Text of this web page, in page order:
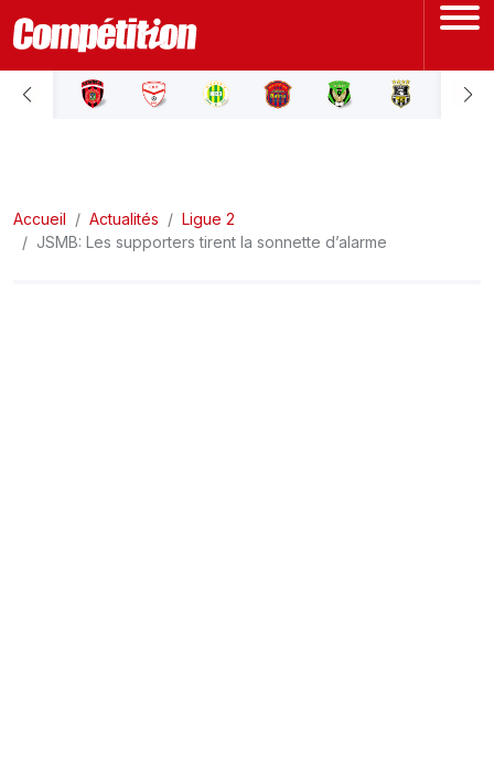
ACCUEIL
LIGUE 2
Accueil Actualités
Ligue 2
JSMB: Les supporters tirent la sonnette d’alarme